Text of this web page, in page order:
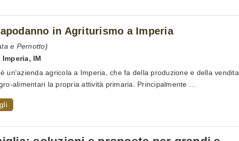
in Agriturismo a Imperia
e Pernotto)
Imperia, IM
un'azienda agricola a Imperia, che fa della produzione e della vendita
alimentari la propria attività primaria. Principalmente ...